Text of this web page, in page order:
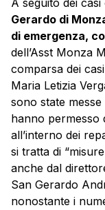
A seguito dei
Gerardo di
di emergenza,
dell’Asst Monza
comparsa dei
Maria Letizia
sono state
hanno permesso
all’interno dei
si tratta di
anche dal
San Gerardo
nonostante i